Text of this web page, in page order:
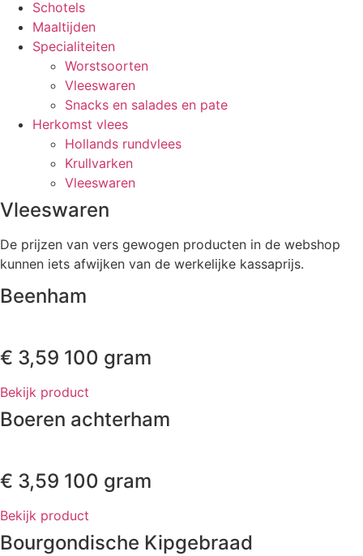
Schotels
Maaltijden
Specialiteiten
Worstsoorten
Vleeswaren
Snacks en salades en pate
Herkomst vlees
Hollands rundvlees
Krullvarken
Vleeswaren
Vleeswaren
De prijzen van vers gewogen producten in de webshop
kunnen iets afwijken van de werkelijke kassaprijs.
Beenham
€ 3,59 100 gram
Bekijk product
Boeren achterham
€ 3,59 100 gram
Bekijk product
Bourgondische Kipgebraad